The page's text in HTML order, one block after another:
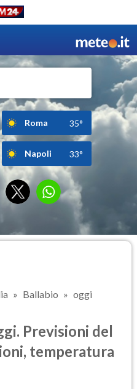
Roma 35°
Napoli 33°
Ballabio oggi
Previsioni del
temperatura